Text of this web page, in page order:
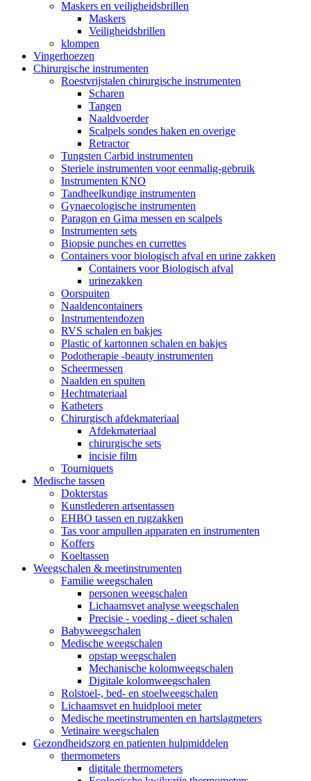
Maskers en veiligheidsbrillen
Maskers
Veiligheidsbrillen
klompen
Vingerhoezen
Chirurgische instrumenten
Roestvrijstalen chirurgische instrumenten
Scharen
Tangen
Naaldvoerder
Scalpels sondes haken en overige
Retractor
Tungsten Carbid instrumenten
Steriele instrumenten voor eenmalig-gebruik
Instrumenten KNO
Tandheelkundige instrumenten
Gynaecologische instrumenten
Paragon en Gima messen en scalpels
Instrumenten sets
Biopsie punches en currettes
Containers voor biologisch afval en urine zakken
Containers voor Biologisch afval
urinezakken
Oorspuiten
Naaldencontainers
Instrumentendozen
RVS schalen en bakjes
Plastic of kartonnen schalen en bakjes
Podotherapie -beauty instrumenten
Scheermessen
Naalden en spuiten
Hechtmateriaal
Katheters
Chirurgisch afdekmateriaal
Afdekmateriaal
chirurgische sets
incisie film
Tourniquets
Medische tassen
Dokterstas
Kunstlederen artsentassen
EHBO tassen en rugzakken
Tas voor ampullen apparaten en instrumenten
Koffers
Koeltassen
Weegschalen & meetinstrumenten
Familie weegschalen
personen weegschalen
Lichaamsvet analyse weegschalen
Precisie - voeding - dieet schalen
Babyweegschalen
Medische weegschalen
opstap weegschalen
Mechanische kolomweegschalen
Digitale kolomweegschalen
Rolstoel-, bed- en stoelweegschalen
Lichaamsvet en huidplooi meter
Medische meetinstrumenten en hartslagmeters
Vetinaire weegschalen
Gezondheidszorg en patienten hulpmiddelen
thermometers
digitale thermometers